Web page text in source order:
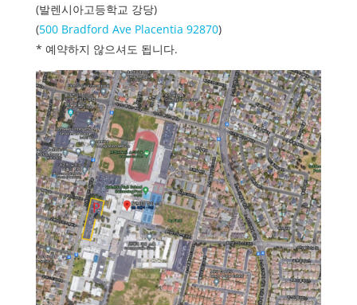
(발렌시아고등학교 강당)
(500 Bradford Ave Placentia 92870)
* 예약하지 않으셔도 됩니다.